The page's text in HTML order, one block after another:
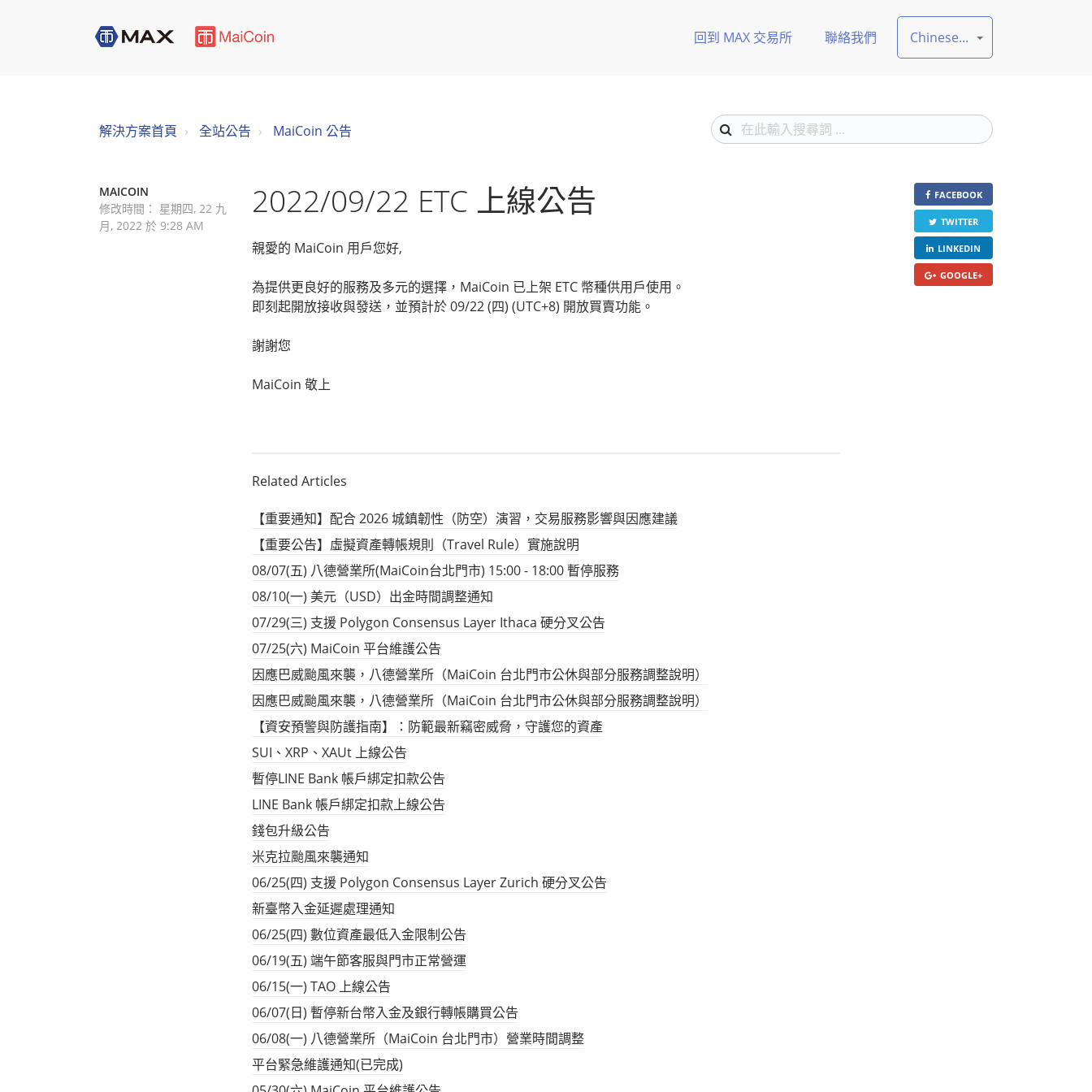
回到 MAX 交易所 聯絡我們 Chinese...
解決方案首頁 全站公告 MaiCoin 公告
2022/09/22 ETC 上線公告
MAICOIN
修改時間： 星期四, 22 九
月, 2022 於 9:28 AM
親愛的 MaiCoin 用戶您好,
為提供更良好的服務及多元的選擇，MaiCoin 已上架 ETC 幣種供用戶使用。
即刻起開放接收與發送，並預計於 09/22 (四) (UTC+8) 開放買賣功能。
謝謝您
MaiCoin 敬上
FACEBOOK
TWITTER
LINKEDIN
GOOGLE+
Related Articles
【重要通知】配合 2026 城鎮韌性（防空）演習，交易服務影響與因應建議
【重要公告】虛擬資產轉帳規則（Travel Rule）實施說明
08/07(五) 八德營業所(MaiCoin台北門市) 15:00 - 18:00 暫停服務
08/10(一) 美元（USD）出金時間調整通知
07/29(三) 支援 Polygon Consensus Layer Ithaca 硬分叉公告
07/25(六) MaiCoin 平台維護公告
因應巴威颱風來襲，八德營業所（MaiCoin 台北門市公休與部分服務調整說明）
因應巴威颱風來襲，八德營業所（MaiCoin 台北門市公休與部分服務調整說明）
【資安預警與防護指南】：防範最新竊密威脅，守護您的資產
SUI、XRP、XAUt 上線公告
暫停LINE Bank 帳戶綁定扣款公告
LINE Bank 帳戶綁定扣款上線公告
錢包升級公告
米克拉颱風來襲通知
06/25(四) 支援 Polygon Consensus Layer Zurich 硬分叉公告
新臺幣入金延遲處理通知
06/25(四) 數位資產最低入金限制公告
06/19(五) 端午節客服與門市正常營運
06/15(一) TAO 上線公告
06/07(日) 暫停新台幣入金及銀行轉帳購買公告
06/08(一) 八德營業所（MaiCoin 台北門市）營業時間調整
平台緊急維護通知(已完成)